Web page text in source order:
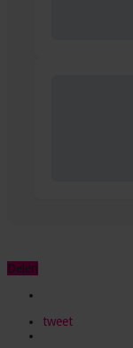
Delen
tweet